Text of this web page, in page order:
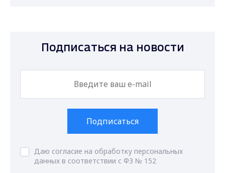
Подписаться на новости
Подписаться
Даю согласие на обработку персональных
данных в соответствии с ФЗ № 152